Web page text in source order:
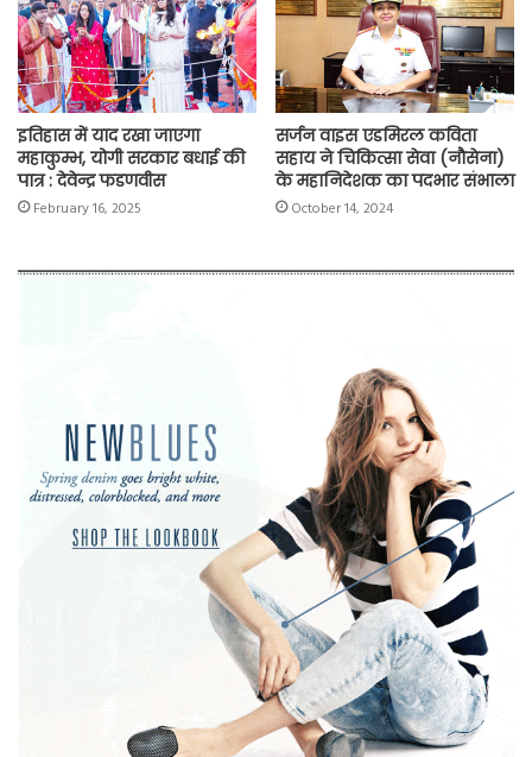
इतिहास में याद रखा जाएगा
महाकुम्भ, योगी सरकार बधाई की
पात्र : देवेन्द्र फडणवीस
February 16, 2025
सर्जन वाइस एडमिरल कविता
सहाय ने चिकित्सा सेवा (नौसेना)
के महानिदेशक का पदभार संभाला
October 14, 2024